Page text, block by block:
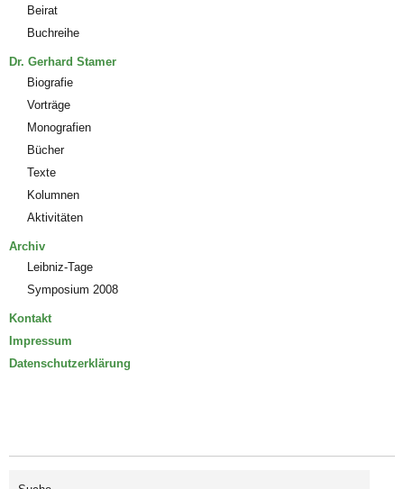
Beirat
Buchreihe
Dr. Gerhard Stamer
Biografie
Vorträge
Monografien
Bücher
Texte
Kolumnen
Aktivitäten
Archiv
Leibniz-Tage
Symposium 2008
Kontakt
Impressum
Datenschutzerklärung